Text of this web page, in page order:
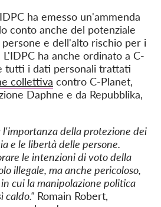
ha emesso un'ammenda
conto anche del potenziale
e dell'alto rischio per i
ha anche ordinato a C-
tutti i dati personali trattati
collettiva contro C-Planet,
Daphne e da Repubblika,
l'importanza della protezione dei
e le libertà delle persone.
le intenzioni di voto della
illegale, ma anche pericoloso,
cui la manipolazione politica
caldo." Romain Robert,